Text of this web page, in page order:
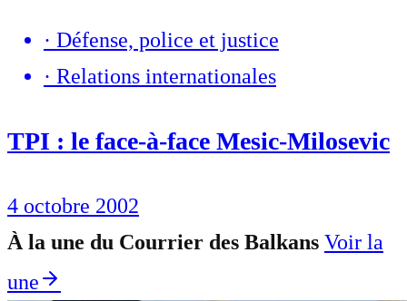
· Défense, police et justice
· Relations internationales
TPI : le face-à-face Mesic-Milosevic
4 octobre 2002
À la une du Courrier des Balkans Voir la
une